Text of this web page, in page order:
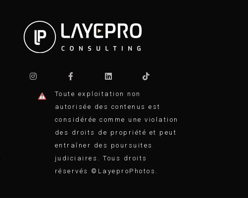
Toute exploitation non
autorisée des contenus est
considérée comme une violation
des droits de propriété et peut
entraîner des poursuites
judiciaires. Tous droits
réservés ©LayeproPhotos.